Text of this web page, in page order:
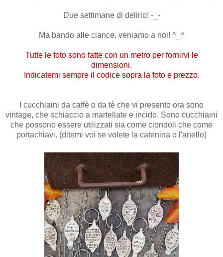
Due settimane di delirio! -_-
Ma bando alle ciance, veniamo a noi! ^_^
Tutte le foto sono fatte con un metro per fornirvi le
dimensioni.
Indicatemi sempre il codice sopra la foto e prezzo.
I cucchiaini da caffè o da tè che vi presento ora sono
vintage, che schiaccio a martellate e incido. Sono cucchiaini
che possono essere utilizzati sia come ciondoli che come
portachiavi. (ditemi voi se volete la catenina o l'anello)